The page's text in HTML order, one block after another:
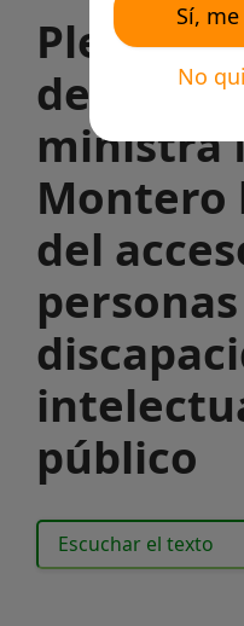
Plena
ministra
Montero
del
público
Escuchar el texto
Sí,
No